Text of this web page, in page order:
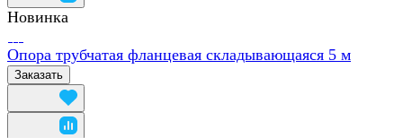
Новинка
Опора трубчатая фланцевая складывающаяся 5 м
Заказать